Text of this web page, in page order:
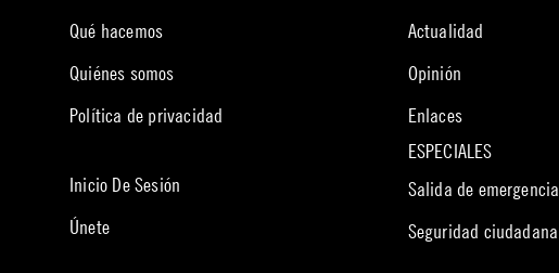
Qué hacemos
Quiénes somos
Política de privacidad
Inicio De Sesión
Únete
Actualidad
Opinión
Enlaces
ESPECIALES
Salida de emergencia
Seguridad ciudadana